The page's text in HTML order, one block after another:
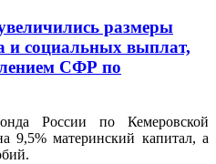
размеры
и социальных выплат,
СФР по
России по Кемеровской
9,5% материнский капитал, а